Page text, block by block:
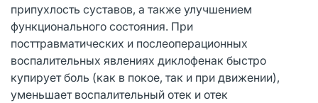
припухлость суставов, а также улучшением
функционального состояния. При
посттравматических и послеоперационных
воспалительных явлениях диклофенак быстро
купирует боль (как в покое, так и при движении),
уменьшает воспалительный отек и отек